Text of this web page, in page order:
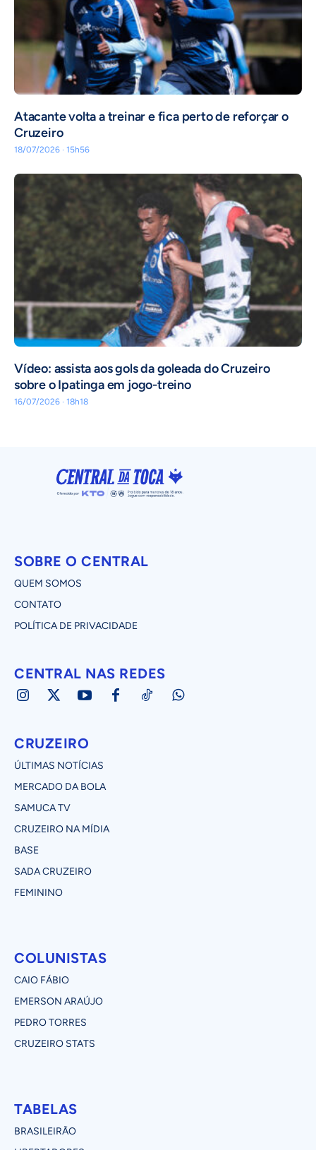
Atacante volta a treinar e fica perto de reforçar o
Cruzeiro
18/07/2026 · 15h56
Vídeo: assista aos gols da goleada do Cruzeiro
sobre o Ipatinga em jogo-treino
16/07/2026 · 18h18
SOBRE O CENTRAL
QUEM SOMOS
CONTATO
POLÍTICA DE PRIVACIDADE
CENTRAL NAS REDES
CRUZEIRO
ÚLTIMAS NOTÍCIAS
MERCADO DA BOLA
SAMUCA TV
CRUZEIRO NA MÍDIA
BASE
SADA CRUZEIRO
FEMININO
COLUNISTAS
CAIO FÁBIO
EMERSON ARAÚJO
PEDRO TORRES
CRUZEIRO STATS
TABELAS
BRASILEIRÃO